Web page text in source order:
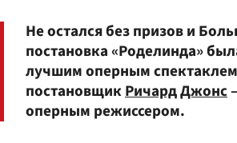
Не остался без призов и
постановка «Роделинда»
лучшим оперным
постановщикРичард Джонс
оперным режиссером.